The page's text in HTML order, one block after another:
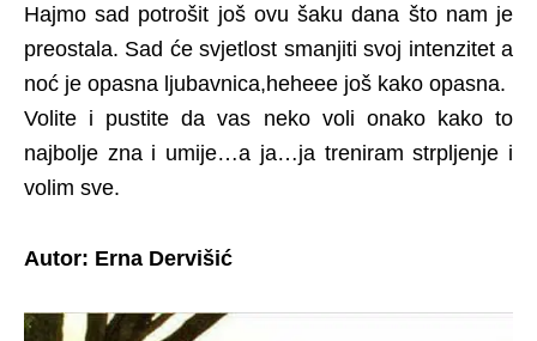
Hajmo sad potrošit još ovu šaku dana što nam je
preostala. Sad će svjetlost smanjiti svoj intenzitet a
noć je opasna ljubavnica,heheee još kako opasna.
Volite i pustite da vas neko voli onako kako to
najbolje zna i umije…a ja…ja treniram strpljenje i
volim sve.
Autor: Erna Dervišić